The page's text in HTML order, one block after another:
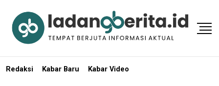
Redaksi Kabar Baru Kabar Video